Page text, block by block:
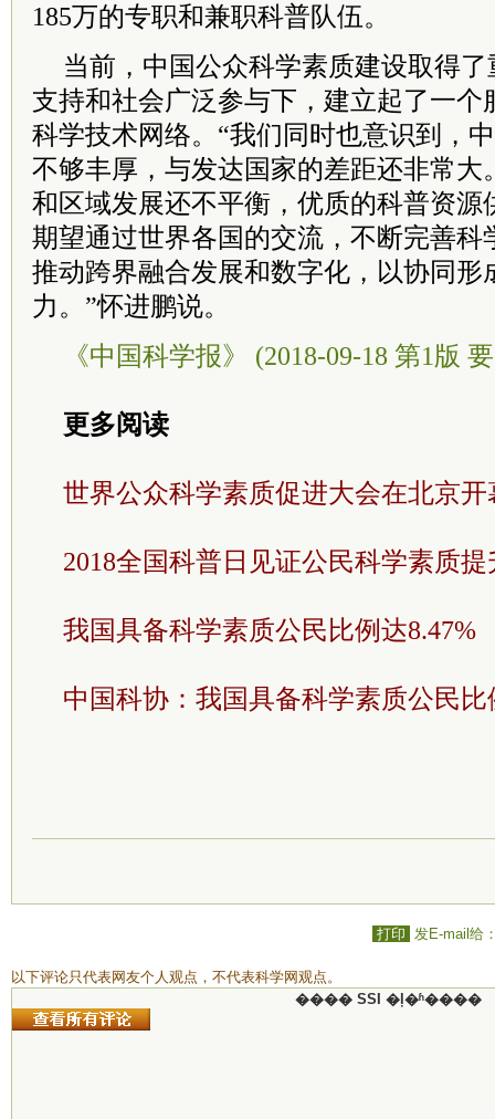
185万的专职和兼职科普队伍。
当前，中国公众科学素质建设取得
支持和社会广泛参与下，建立起了一个
科学技术网络。“我们同时也意识到，
不够丰厚，与发达国家的差距还非常大
和区域发展还不平衡，优质的科普资源
期望通过世界各国的交流，不断完善科
推动跨界融合发展和数字化，以协同形
力。”怀进鹏说。
《中国科学报》 (2018-09-18 第1版
更多阅读
世界公众科学素质促进大会在北京开
2018全国科普日见证公民科学素质提
我国具备科学素质公民比例达8.47%
中国科协：我国具备科学素质公民
打印 发E-mail给
以下评论只代表网友个人观点，不代表科学网观点。
���� SSI �ļ�ʱ����